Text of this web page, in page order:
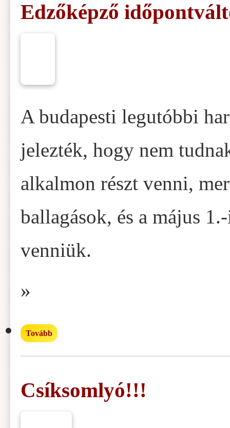
Edzőképző
A budapesti legutóbbi
jelezték, hogy nem
alkalmon részt venni,
ballagások, és a május
venniük.
»
Tovább
Csíksomlyó!!!